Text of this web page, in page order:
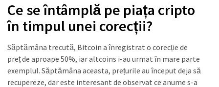
Ce se întâmplă pe piața cripto
în timpul unei corecții?
Săptămâna trecută, Bitcoin a înregistrat o corecție de
preț de aproape 50%, iar altcoins i-au urmat în mare parte
exemplul. Săptămâna aceasta, prețurile au început deja să
recupereze, dar este interesant de observat ce anume s-a